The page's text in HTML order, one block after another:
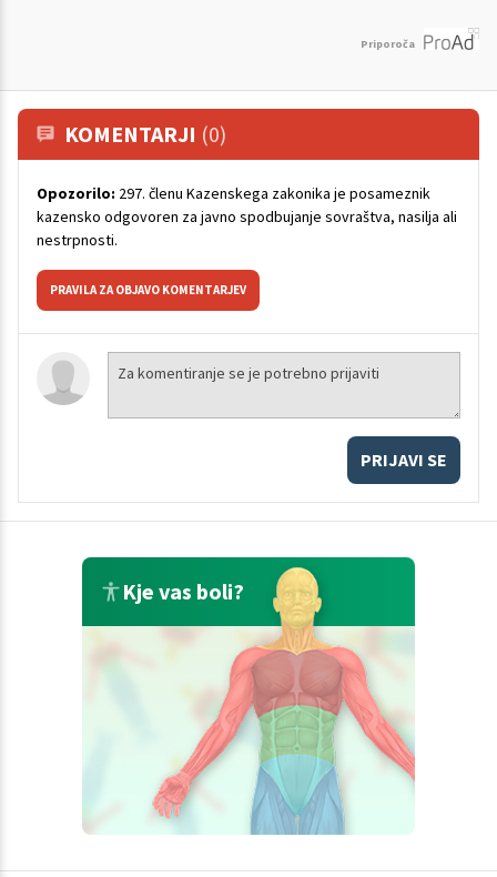
Priporoča
KOMENTARJI (0)
Opozorilo: 297. členu Kazenskega zakonika je posameznik
kazensko odgovoren za javno spodbujanje sovraštva, nasilja ali
nestrpnosti.
PRAVILA ZA OBJAVO KOMENTARJEV
PRIJAVI SE
Kje vas boli?